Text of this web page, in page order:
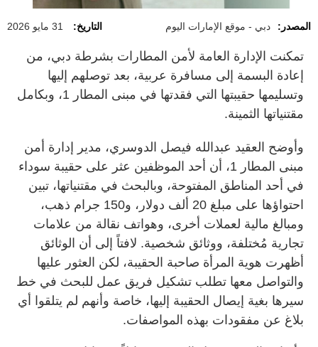
المصدر: دبي - موقع الإمارات اليوم التاريخ: 31 مايو 2026
تمكنت الإدارة العامة لأمن المطارات بشرطة دبي، من
إعادة البسمة إلى مسافرة عربية، بعد توصلهم إليها
وتسليمها حقيبتها التي فقدتها في مبنى المطار 1، وبكامل
مقتنياتها الثمينة.
وأوضح العقيد عبدالله فيصل الدوسري، مدير إدارة أمن
مبنى المطار 1، أن أحد الموظفين عثر على حقيبة سوداء
في أحد المناطق المفتوحة، وبالبحث في مقتنياتها، تبين
احتواؤها على مبلغ 20 ألف دولار، و150 جرام ذهب،
ومبالغ مالية لعملات أخرى، وهواتف نقالة من علامات
تجارية مُختلفة، ووثائق شخصية. لافتاً إلى أن الوثائق
أظهرت هوية المرأة صاحبة الحقيبة، لكن العثور عليها
والتواصل معها تطلب تشكيل فريق عمل للبحث في خط
سيرها بغية إيصال الحقيبة إليها، خاصة وأنهم لم يتلقوا أي
بلاغ عن مفقودات بهذه المواصفات.